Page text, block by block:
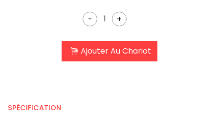
- +
Ajouter Au Chariot
SPÉCIFICATION